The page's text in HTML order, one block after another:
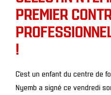
PREMIER
!
C’est un enfant du centre de
Nyemb a signé ce vendredi